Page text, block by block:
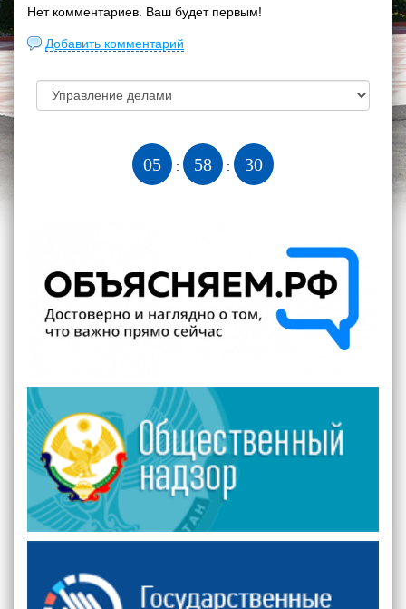
Нет комментариев. Ваш будет первым!
Добавить комментарий
05 : 58 : 31